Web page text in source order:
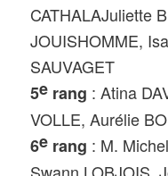
CATHALAJuliette
JOUISHOMME,
SAUVAGET
5e rang : Atina
VOLLE, Aurélie
6e rang : M.
Swann LOBJOIS,